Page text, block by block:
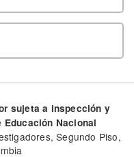
sujeta a inspección y
Nacional
Segundo Piso,